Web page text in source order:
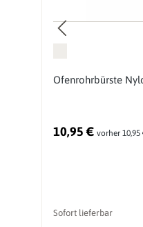
Ofenrohrbürste
10,95 € vorher 10,95
Sofort lieferbar